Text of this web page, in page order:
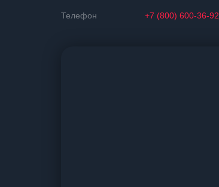
Телефон +7 (800) 600-36-92